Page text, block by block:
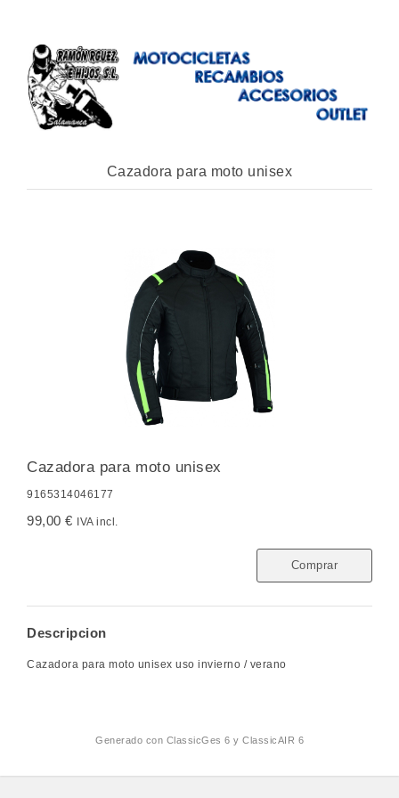
Cazadora para moto unisex
Cazadora para moto unisex
9165314046177
99,00 € IVA incl.
Comprar
Descripcion
Cazadora para moto unisex uso invierno / verano
Generado con ClassicGes 6 y ClassicAIR 6